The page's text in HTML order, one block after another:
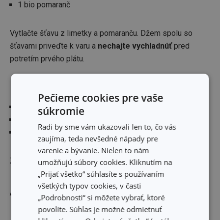
1 bio pomaranč
Vytlačte šťavu z limetky a pomaranču. Džem spolu so
šťavami priveďte k varu a nechajte vychladnúťpred
potretím prvého plátu.
750 ml šľahačkovej smotany 40 %
1PL vanilkovej pasty
Z cukru, vanilky a šľahačky vyšľahajtehustý krém
A ešte pekne ozdobiť
Pečieme cookies pre vaše
súkromie
Radi by sme vám ukazovali len to, čo vás
zaujíma, teda nevšedné nápady pre
varenie a bývanie. Nielen to nám
umožňujú súbory cookies. Kliknutím na
„Prijať všetko“ súhlasíte s používaním
všetkých typov cookies, v časti
„Podrobnosti“ si môžete vybrať, ktoré
povolíte. Súhlas je možné odmietnuť